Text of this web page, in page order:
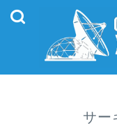
サー